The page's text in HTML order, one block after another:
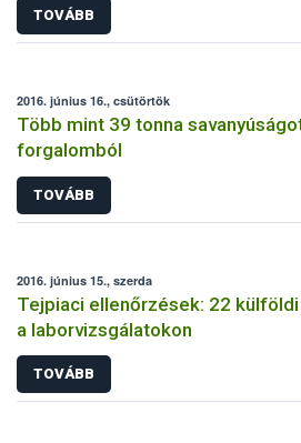
TOVÁBB
2016. június 16., csütörtök
Több mint 39 tonna
forgalomból
TOVÁBB
2016. június 15., szerda
Tejpiaci ellenőrzések: 22
a laborvizsgálatokon
TOVÁBB